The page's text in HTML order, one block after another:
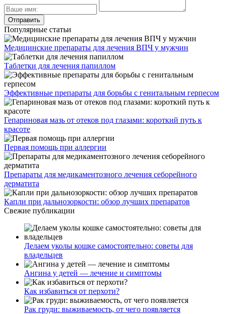
Популярные статьи
Медицинские препараты для лечения ВПЧ у мужчин
Таблетки для лечения папиллом
Эффективные препараты для борьбы с генитальным герпесом
Гепариновая мазь от отеков под глазами: короткий путь к
красоте
Первая помощь при аллергии
Препараты для медикаментозного лечения себорейного
дерматита
Капли при дальнозоркости: обзор лучших препаратов
Свежие публикации
Делаем уколы кошке самостоятельно: советы для
владельцев
Ангина у детей — лечение и симптомы
Как избавиться от перхоти?
Рак груди: выживаемость, от чего появляется